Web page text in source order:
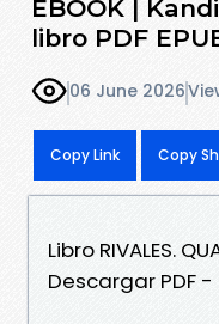
EBOOK |
libro PDF
06 June 2026
Copy Link Copy
Libro RIVALES.
Descargar PDF